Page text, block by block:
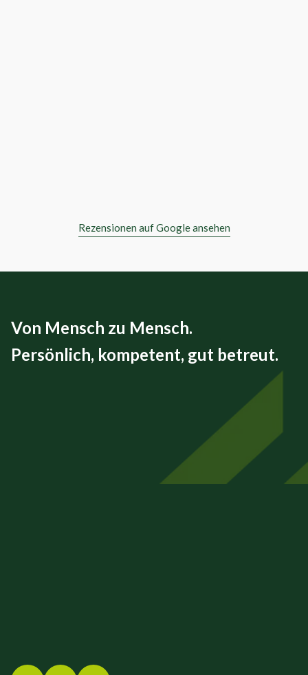
Rezensionen auf Google ansehen
Von Mensch zu Mensch.
Persönlich, kompetent, gut betreut.